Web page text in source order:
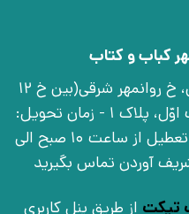
کباب و کتاب
تهران، خ انقلاب، خ 12 فروردین، خ روانمهر شرقی(بین خ 12
فروردین و خ فخر رازی)، بن‌بست اوّل، پلاک 1 - زمان تحویل:
شنبه تا چهارشنبه به جز روزهای تعطیل از ساعت 10 صبح الی
تیکت از طریق پنل کاربری